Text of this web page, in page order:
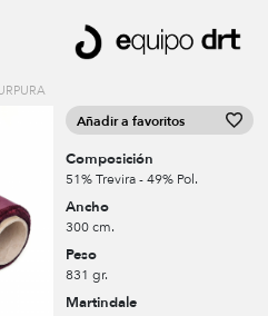
Añadir a favoritos
Composición
51% Trevira - 49% Pol.
Ancho
300 cm.
Peso
831 gr.
Martindale